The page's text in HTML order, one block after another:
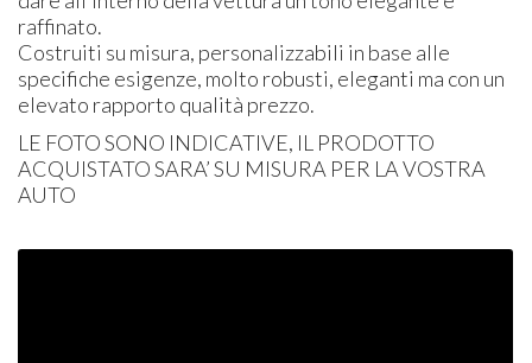
raffinato.
Costruiti su misura, personalizzabili in base alle
specifiche esigenze, molto robusti, eleganti ma con un
elevato rapporto qualità prezzo.
LE FOTOSONO INDICATIVE, IL PRODOTTO
ACQUISTATOSARA’ SU MISURA PER LAVOSTRA
AUTO